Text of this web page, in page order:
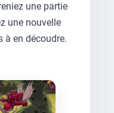
une partie
une nouvelle
à en découdre.